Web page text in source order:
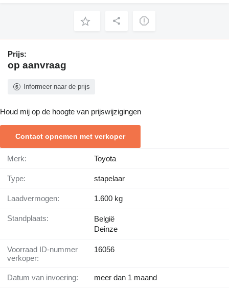
Prijs:
op aanvraag
Informeer naar de prijs
Houd mij op de hoogte van prijswijzigingen
Contact opnemen met verkoper
Merk: Toyota
Type: stapelaar
Laadvermogen: 1.600 kg
Standplaats:
België
Deinze
Voorraad ID-nummer
verkoper:
16056
Datum van invoering: meer dan 1 maand